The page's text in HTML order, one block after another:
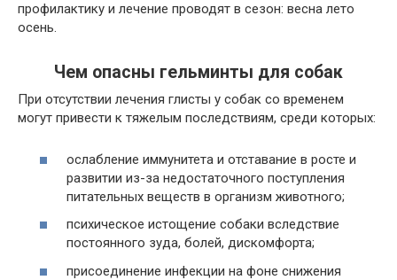
профилактику и лечение проводят в сезон: весна лето
осень.
Чем опасны гельминты для собак
При отсутствии лечения глисты у собак со временем
могут привести к тяжелым последствиям, среди которых:
ослабление иммунитета и отставание в росте и
развитии из-за недостаточного поступления
питательных веществ в организм животного;
психическое истощение собаки вследствие
постоянного зуда, болей, дискомфорта;
присоединение инфекции на фоне снижения